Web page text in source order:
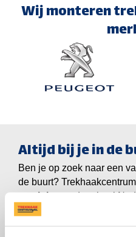
Wij monteren
Altijd bij je in de
Ben je op zoek naar een
de buurt?
vestigingendoor heel
dichtstbijzijnde vestiging
stellen.